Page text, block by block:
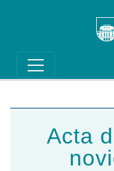
Main
Acta